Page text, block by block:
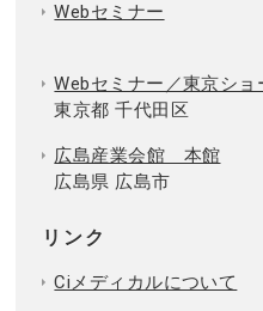
Webセミナー
Webセミナー／東京ショ
東京都 千代田区
広島産業会館 本館
広島県 広島市
リンク
Ciメディカルについて